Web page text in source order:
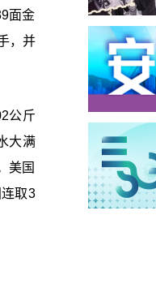
面金
，并
公斤
大满
美国
取3